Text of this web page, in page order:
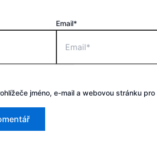
Email*
jméno, e-mail a webovou stránku